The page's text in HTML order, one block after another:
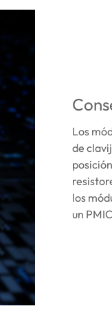
Los
de
los
un